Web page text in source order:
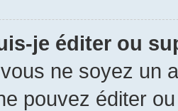
je éditer ou
ne soyez un
pouvez éditer